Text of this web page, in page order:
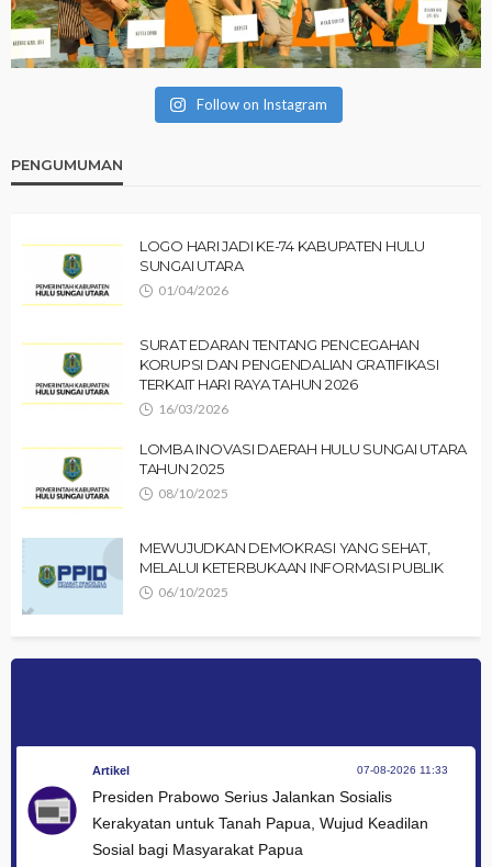
Follow on Instagram
PENGUMUMAN
LOGO HARI JADI KE-74 KABUPATEN HULU
SUNGAI UTARA
01/04/2026
SURAT EDARAN TENTANG PENCEGAHAN
KORUPSI DAN PENGENDALIAN GRATIFIKASI
TERKAIT HARI RAYA TAHUN 2026
16/03/2026
LOMBA INOVASI DAERAH HULU SUNGAI UTARA
TAHUN 2025
08/10/2025
MEWUJUDKAN DEMOKRASI YANG SEHAT,
MELALUI KETERBUKAAN INFORMASI PUBLIK
06/10/2025
Artikel 07-08-2026 11:33
Presiden Prabowo Serius Jalankan Sosialis
Kerakyatan untuk Tanah Papua, Wujud Keadilan
Sosial bagi Masyarakat Papua